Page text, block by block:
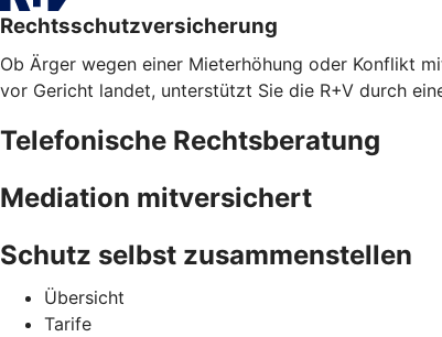
Rechtsschutzversicherung
Ob Ärger wegen einer Mieterhöhung oder Konflikt
vor Gericht landet, unterstützt Sie die R+V durch
Telefonische Rechtsberatung
Mediation mitversichert
Schutz selbst zusammenstellen
Übersicht
Tarife